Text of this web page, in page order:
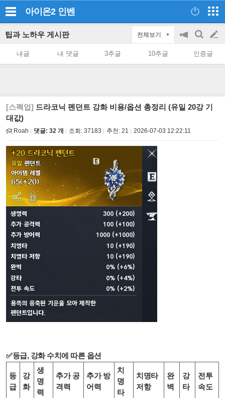
아이온2 인벤
팁과 노하우 게시판 전체보기
공
on/off
검
색
글
쓰
내글 내 댓글 3추글 10추글 인증글
[스펙업] 드라코닉 펜던트 강화 비용/옵션 총정리 (유일 20강 기
대값)
Roah 댓글: 32 개 조회: 37183 추천: 21 2026-07-03 12:22:11
✅등급, 강화 수치에 따른 옵션
등
급
강
화
생
명
력
추가 공
격력
추가 방
어력
치
명
타
치명타
저항
완
벽
강
타
전투
속도